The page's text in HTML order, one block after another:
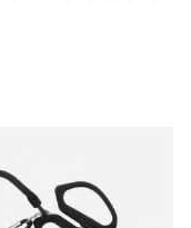
niin tuomme sen